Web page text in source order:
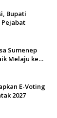
Bupati
Pejabat
Sumenep
Melaju ke
E-Voting
2027